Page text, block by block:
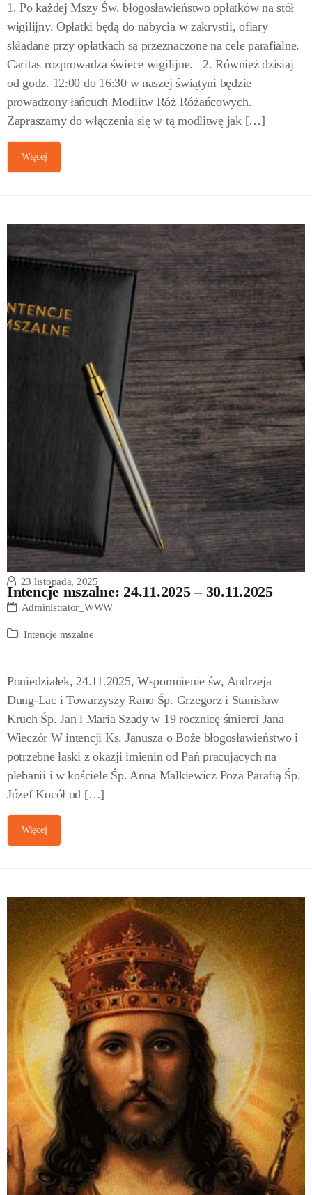
1. Po każdej Mszy Św. błogosławieństwo opłatków na stół
wigilijny. Opłatki będą do nabycia w zakrystii, ofiary
składane przy opłatkach są przeznaczone na cele parafialne.
Caritas rozprowadza świece wigilijne. 2. Również dzisiaj
od godz. 12:00 do 16:30 w naszej świątyni będzie
prowadzony łańcuch Modlitw Róż Różańcowych.
Zapraszamy do włączenia się w tą modlitwę jak […]
Więcej
Intencje mszalne: 24.11.2025 – 30.11.2025
23 listopada, 2025
Administrator_WWW
Intencje mszalne
Poniedziałek, 24.11.2025, Wspomnienie św, Andrzeja
Dung-Lac i Towarzyszy Rano Śp. Grzegorz i Stanisław
Kruch Śp. Jan i Maria Szady w 19 rocznicę śmierci Jana
Wieczór W intencji Ks. Janusza o Boże błogosławieństwo i
potrzebne łaski z okazji imienin od Pań pracujących na
plebanii i w kościele Śp. Anna Malkiewicz Poza Parafią Śp.
Józef Kocół od […]
Więcej